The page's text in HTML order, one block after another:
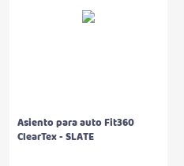
Asiento para auto Fit360
ClearTex - SLATE